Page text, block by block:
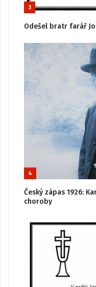
3
Odešel bratr farář
4
Český zápas 1926:
choroby